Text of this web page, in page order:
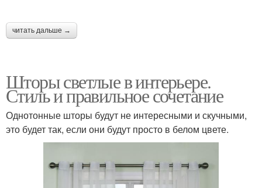
читать дальше →
Шторы светлые в интерьере.
Стиль и правильное сочетание
Однотонные шторы будут не интересными и скучными,
это будет так, если они будут просто в белом цвете.